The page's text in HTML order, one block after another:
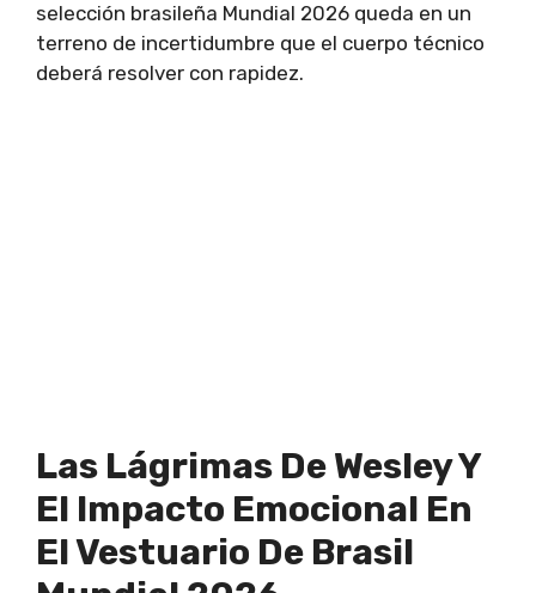
selección brasileña Mundial 2026 queda en un
terreno de incertidumbre que el cuerpo técnico
deberá resolver con rapidez.
Las Lágrimas De Wesley Y
El Impacto Emocional En
El Vestuario De Brasil